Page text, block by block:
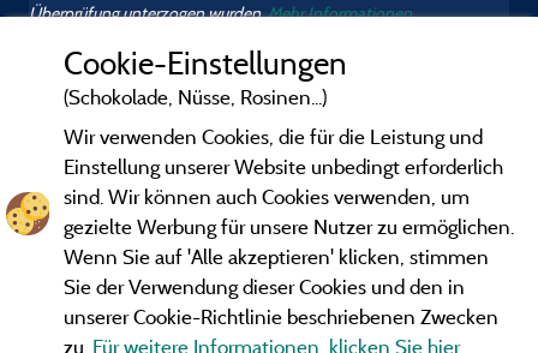
Überprüfung unterzogen wurden.Mehr Informationen
Cookie-Einstellungen
(Schokolade, Nüsse, Rosinen...)
Wir verwenden Cookies, die für die Leistung und
Einstellung unserer Website unbedingt erforderlich
sind. Wir können auch Cookies verwenden, um
gezielte Werbung für unsere Nutzer zu ermöglichen.
Wenn Sie auf 'Alle akzeptieren' klicken, stimmen
Sie der Verwendung dieser Cookies und den in
unserer Cookie-Richtlinie beschriebenen Zwecken
zu. Für weitere Informationen, klicken Sie hier